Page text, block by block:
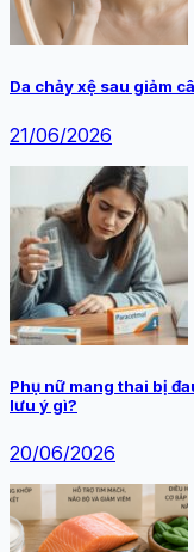
Da chảy xệ sau giảm
21/06/2026
Phụ nữ mang thai bị
lưu ý gì?
20/06/2026